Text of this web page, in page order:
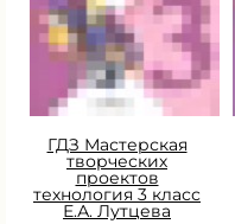
ГДЗ Мастерская
творческих
проектов
технология 3 класс
Е.А. Лутцева